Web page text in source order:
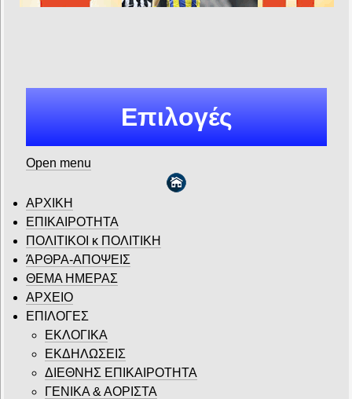
Επιλογές
Open menu
ΑΡΧΙΚΗ
ΕΠΙΚΑΙΡΟΤΗΤΑ
ΠΟΛΙΤΙΚΟΙ κ ΠΟΛΙΤΙΚΗ
ΆΡΘΡΑ-ΑΠΟΨΕΙΣ
ΘΕΜΑ ΗΜΕΡΑΣ
ΑΡΧΕΙΟ
ΕΠΙΛΟΓΕΣ
ΕΚΛΟΓΙΚΑ
ΕΚΔΗΛΩΣΕΙΣ
ΔΙΕΘΝΗΣ ΕΠΙΚΑΙΡΟΤΗΤΑ
ΓΕΝΙΚΑ & ΑΟΡΙΣΤΑ